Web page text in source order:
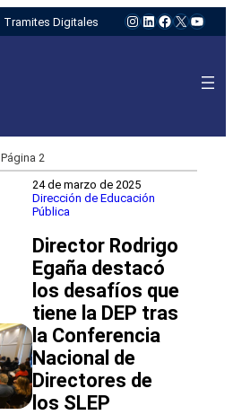
Tramites Digitales Instagram
LinkedIn
Facebook
X
Página 2
24 de marzo de 2025
Dirección de Educación
Pública
Director Rodrigo
Egaña destacó
los desafíos que
tiene la DEP tras
la Conferencia
Nacional de
Directores de
los SLEP